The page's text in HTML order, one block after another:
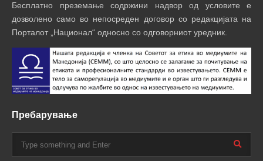
Бесплатно преземање содржини надвор од условите е
дозволено само во непосреден договор со редакцијата на
Порталот „Национал“ односно со одговорниот уредник.
Пребарување